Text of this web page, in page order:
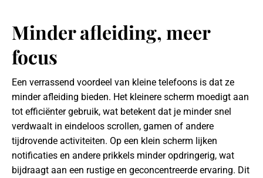
Minder afleiding, meer
focus
Een verrassend voordeel van kleine telefoons is dat ze
minder afleiding bieden. Het kleinere scherm moedigt aan
tot efficiënter gebruik, wat betekent dat je minder snel
verdwaalt in eindeloos scrollen, gamen of andere
tijdrovende activiteiten. Op een klein scherm lijken
notificaties en andere prikkels minder opdringerig, wat
bijdraagt aan een rustige en geconcentreerde ervaring. Dit